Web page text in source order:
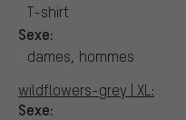
T-shirt
Sexe:
dames, hommes
wildflowers-grey | XL:
Sexe: